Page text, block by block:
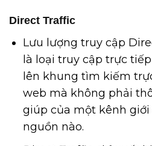
Direct Traffic
Lưu lượng truy cập
là loại truy cập trực
lên khung tìm kiếm
web mà không phải
giúp của một kênh
nguồn nào.